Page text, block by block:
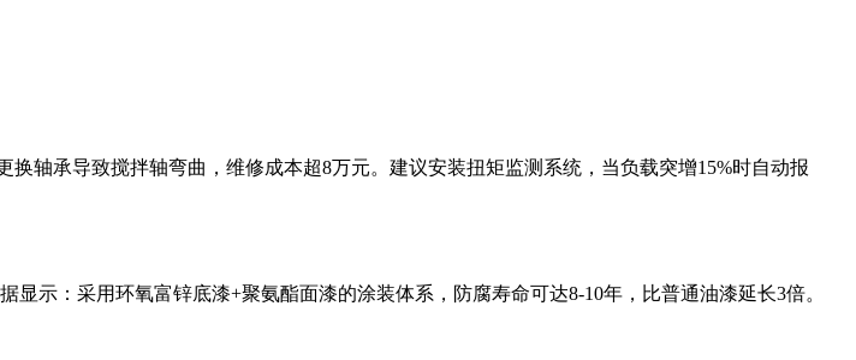
轴承导致搅拌轴弯曲，维修成本超8万元。建议安装扭矩监测系统，当负载突增15%时自动报
示：采用环氧富锌底漆+聚氨酯面漆的涂装体系，防腐寿命可达8-10年，比普通油漆延长3倍。